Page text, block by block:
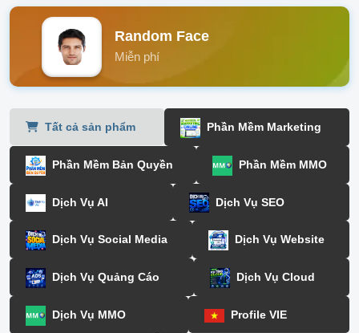
Random Face
Miễn phí
Tất cả sản phẩm Phần Mềm Marketing
Phần Mềm Bản Quyền Phần Mềm MMO
Dịch Vụ AI Dịch Vụ SEO
Dịch Vụ Social Media Dịch Vụ Website
Dịch Vụ Quảng Cáo Dịch Vụ Cloud
Dịch Vụ MMO Profile VIE